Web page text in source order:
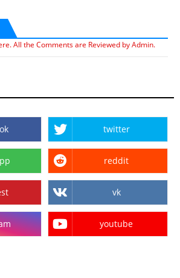
All the Comments are Reviewed by Admin.
twitter
reddit
vk
youtube